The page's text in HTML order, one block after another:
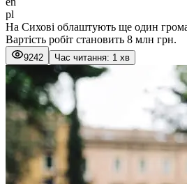
pl
На Сихові облаштують ще один
Вартість робіт становить 8 млн грн.
9242 Час читання: 1 хв